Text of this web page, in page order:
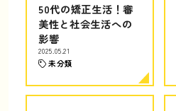
50代の矯正生活！審
美性と社会生活への
影響
2025.05.21
未分類